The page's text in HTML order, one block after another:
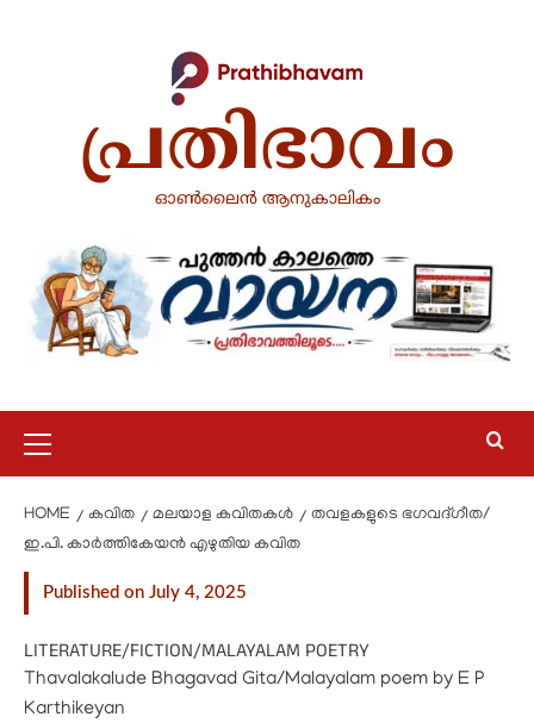
പ്രതിഭാവം
ഓൺലൈൻ ആനുകാലികം
HOME കവിത മലയാള കവിതകൾ
തവളകളുടെ ഭഗവദ്ഗീത/
ഇ.പി. കാര്‍ത്തികേയന്‍ എഴുതിയ കവിത
Published on July 4, 2025
LITERATURE/FICTION/MALAYALAM POETRY
Thavalakalude Bhagavad Gita/Malayalam poem by E P
Karthikeyan